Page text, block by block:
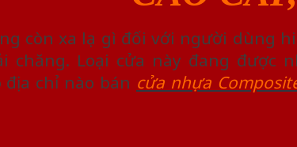
còn xa lạ gì đối với người dùng
chăng. Loại cửa này đang
địa chỉ nào bán cửa nhựa